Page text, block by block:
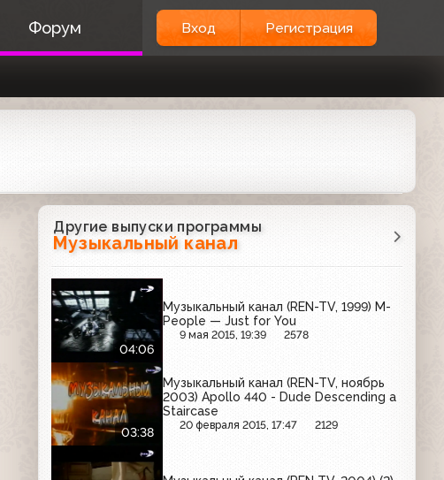
Форум Вход Регистрация
Другие выпуски программы
Музыкальный канал
04:06
Музыкальный канал (REN-TV, 1999) M-
People — Just for You
9 мая 2015, 19:39 2578
03:38
Музыкальный канал (REN-TV, ноябрь
2003) Apollo 440 - Dude Descending a
Staircase
20 февраля 2015, 17:47 2129